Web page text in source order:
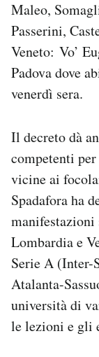
Maleo,
Passerini,
Veneto: Vo’
Padova dove
venerdì sera.
Il decreto dà
competenti
vicine ai
Spadafora ha
Lombardia e
Serie A (Inter-
Atalanta-
università di
le lezioni e gli